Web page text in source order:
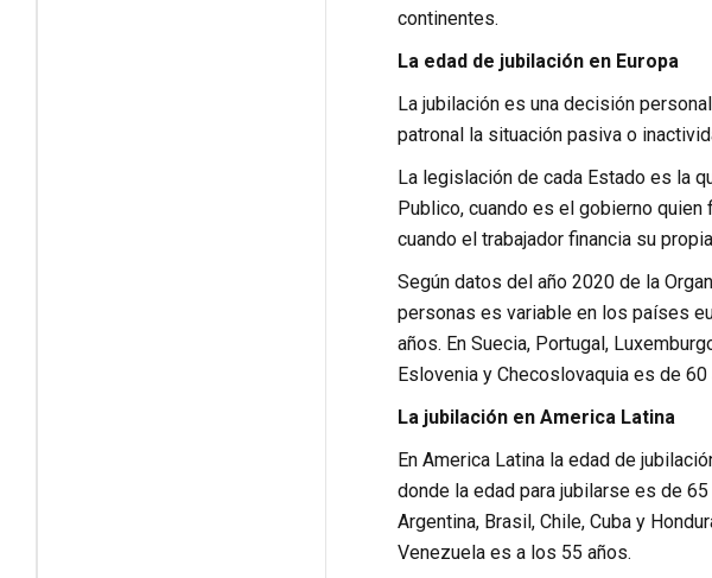
continentes.
La edad de jubilación en Europa
La jubilación es una decisión
patronal la situación pasiva o
La legislación de cada Estado es la
Publico, cuando es el gobierno
cuando el trabajador financia su
Según datos del año 2020 de la
personas es variable en los países
años. En Suecia, Portugal,
Eslovenia y Checoslovaquia es de 60
La jubilación en America Latina
En America Latina la edad de
donde la edad para jubilarse es de 65
Argentina, Brasil, Chile, Cuba y
Venezuela es a los 55 años.